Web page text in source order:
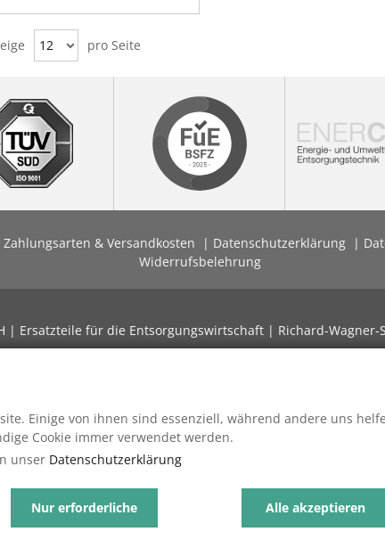
12 pro Seite
Zahlungsarten & Versandkosten Datenschutzerklärung
Widerrufsbelehrung
| Ersatzteile für die Entsorgungswirtschaft | Richard-Wagner-
Einige von ihnen sind essenziell, während andere uns
Cookie immer verwendet werden.
unser Datenschutzerklärung
Nur erforderliche Alle akzeptieren